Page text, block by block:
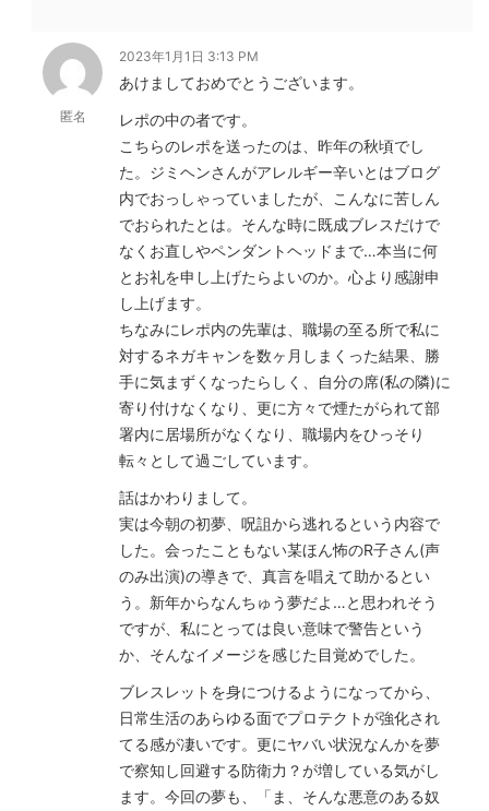
匿名
2023年1月1日 3:13 PM
あけましておめでとうございます。
レポの中の者です。
こちらのレポを送ったのは、昨年の秋頃でし
た。ジミヘンさんがアレルギー辛いとはブログ
内でおっしゃっていましたが、こんなに苦しん
でおられたとは。そんな時に既成ブレスだけで
なくお直しやペンダントヘッドまで…本当に何
とお礼を申し上げたらよいのか。心より感謝申
し上げます。
ちなみにレポ内の先輩は、職場の至る所で私に
対するネガキャンを数ヶ月しまくった結果、勝
手に気まずくなったらしく、自分の席(私の隣)に
寄り付けなくなり、更に方々で煙たがられて部
署内に居場所がなくなり、職場内をひっそり
転々として過ごしています。
話はかわりまして。
実は今朝の初夢、呪詛から逃れるという内容で
した。会ったこともない某ほん怖のR子さん(声
のみ出演)の導きで、真言を唱えて助かるとい
う。新年からなんちゅう夢だよ…と思われそう
ですが、私にとっては良い意味で警告という
か、そんなイメージを感じた目覚めでした。
ブレスレットを身につけるようになってから、
日常生活のあらゆる面でプロテクトが強化され
てる感が凄いです。更にヤバい状況なんかを夢
で察知し回避する防衛力？が増している気がし
ます。今回の夢も、「ま、そんな悪意のある奴